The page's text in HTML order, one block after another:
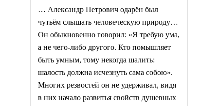
… Александр Петрович одарён был
чутьём слышать человеческую природу…
Он обыкновенно говорил: «Я требую ума,
а не чего-либо другого. Кто помышляет
быть умным, тому некогда шалить:
шалость должна исчезнуть сама собою».
Многих резвостей он не удерживал, видя
в них начало развитья свойств душевных